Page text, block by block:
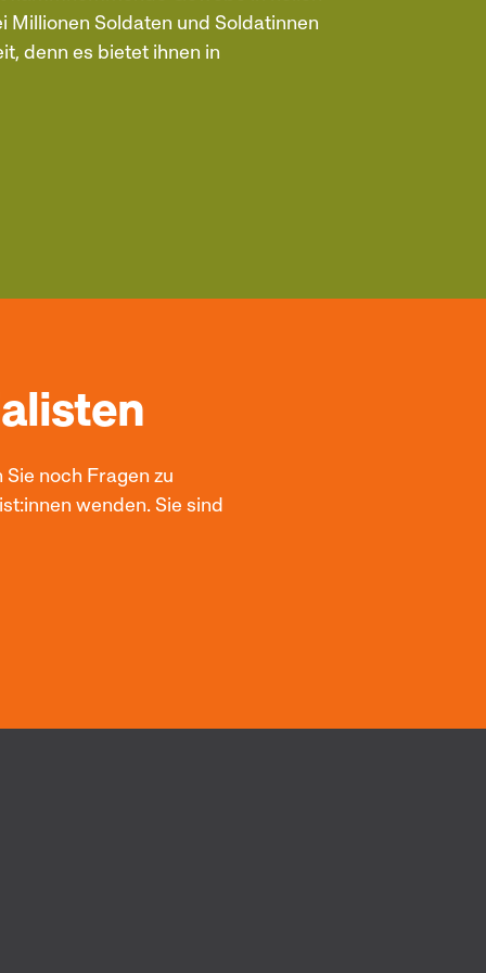
Millionen Soldaten und Soldatinnen
denn es bietet ihnen in
noch Fragen zu
wenden. Sie sind